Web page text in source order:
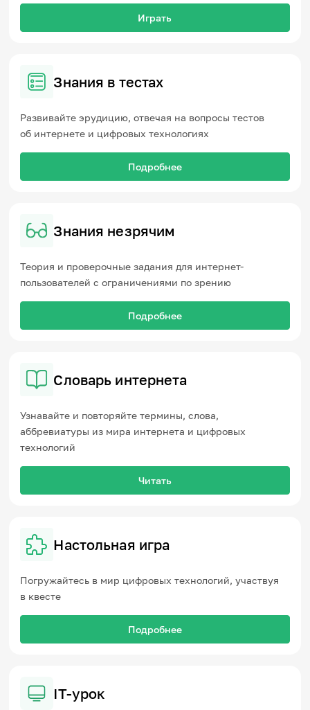
Играть
Знания в тестах
Развивайте эрудицию, отвечая на вопросы тестов
об интернете и цифровых технологиях
Подробнее
Знания незрячим
Теория и проверочные задания для интернет-
пользователей с ограничениями по зрению
Подробнее
Словарь интернета
Узнавайте и повторяйте термины, слова,
аббревиатуры из мира интернета и цифровых
технологий
Читать
Настольная игра
Погружайтесь в мир цифровых технологий, участвуя
в квесте
Подробнее
IT-урок